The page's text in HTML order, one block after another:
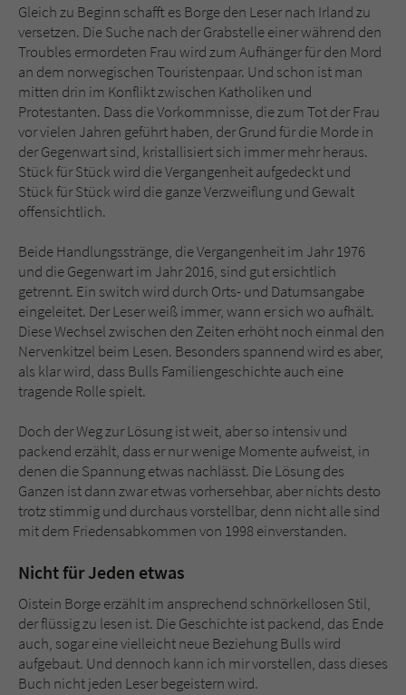
Gleich zu Beginn schafft es Borge den Leser nach Irland zu
versetzen. Die Suche nach der Grabstelle einer während den
Troubles ermordeten Frau wird zum Aufhänger für den Mord
an dem norwegischen Touristenpaar. Und schon ist man
mitten drin im Konflikt zwischen Katholiken und
Protestanten. Dass die Vorkommnisse, die zum Tot der Frau
vor vielen Jahren geführt haben, der Grund für die Morde in
der Gegenwart sind, kristallisiert sich immer mehr heraus.
Stück für Stück wird die Vergangenheit aufgedeckt und
Stück für Stück wird die ganze Verzweiflung und Gewalt
offensichtlich.
Beide Handlungsstränge, die Vergangenheit im Jahr 1976
und die Gegenwart im Jahr 2016, sind gut ersichtlich
getrennt. Ein switch wird durch Orts- und Datumsangabe
eingeleitet. Der Leser weiß immer, wann er sich wo aufhält.
Diese Wechsel zwischen den Zeiten erhöht noch einmal den
Nervenkitzel beim Lesen. Besonders spannend wird es aber,
als klar wird, dass Bulls Familiengeschichte auch eine
tragende Rolle spielt.
Doch der Weg zur Lösung ist weit, aber so intensiv und
packend erzählt, dass er nur wenige Momente aufweist, in
denen die Spannung etwas nachlässt. Die Lösung des
Ganzen ist dann zwar etwas vorhersehbar, aber nichts desto
trotz stimmig und durchaus vorstellbar, denn nicht alle sind
mit dem Friedensabkommen von 1998 einverstanden.
Nicht für Jeden etwas
Oistein Borge erzählt im ansprechend schnörkellosen Stil,
der flüssig zu lesen ist. Die Geschichte ist packend, das Ende
auch, sogar eine vielleicht neue Beziehung Bulls wird
aufgebaut. Und dennoch kann ich mir vorstellen, dass dieses
Buch nicht jeden Leser begeistern wird.